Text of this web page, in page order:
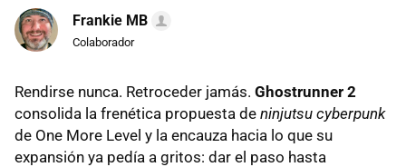
Frankie MB
Colaborador
Rendirse nunca. Retroceder jamás. Ghostrunner 2
consolida la frenética propuesta de ninjutsu cyberpunk
de One More Level y la encauza hacia lo que su
expansión ya pedía a gritos: dar el paso hasta